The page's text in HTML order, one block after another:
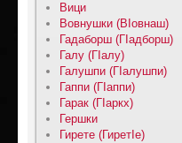
Вици
Вовнушки (ВIовнаш)
Гадаборш (ГIадборш)
Галу (ГIалу)
Галушпи (ГIалушпи)
Гаппи (ГIаппи)
Гарак (ГIаркх)
Гершки
Гирете (ГиретIе)